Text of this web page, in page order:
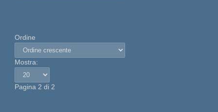
Ordine
Mostra:
Pagina 2 di 2